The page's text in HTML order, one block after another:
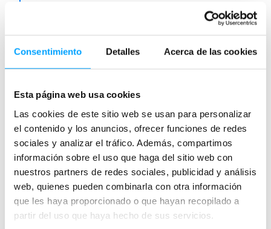
Consentimiento Detalles Acerca de las cookies
Esta página web usa cookies
Las cookies de este sitio web se usan para personalizar
el contenido y los anuncios, ofrecer funciones de redes
sociales y analizar el tráfico. Además, compartimos
información sobre el uso que haga del sitio web con
nuestros partners de redes sociales, publicidad y análisis
web, quienes pueden combinarla con otra información
que les haya proporcionado o que hayan recopilado a
partir del uso que haya hecho de sus servicios.
Análisis de la publicidad.
Analisis de diferentes puntos de vista.
El paro.
Edición:CinéJeunes y Rita&Luca Films
Coordinación editorial:
CinéJeunes y
Rita&Luca Films
Guía pedagógica original:CinéJeunes
Etiquetas asociadas:
naturaleza / conocimiento del medio
pensamiento crítico
educación emocional
Asociación Cultural MODIband